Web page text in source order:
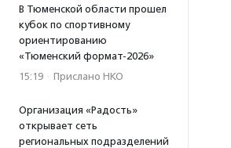
В Тюменской области прошел
кубок по спортивному
ориентированию
«Тюменский формат-2026»
15:19 · Прислано НКО
Организация «Радость»
открывает сеть
региональных подразделений